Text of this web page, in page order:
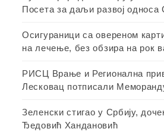
Посета за даљи развој односа
Осигураници са овереном
на лечење, без обзира на рок
РИСЦ Врање и Регионална
Лесковац потписали
Зеленски стигао у Србију,
Ђедовић Хандановић